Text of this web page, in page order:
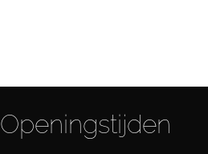
Openingstijden